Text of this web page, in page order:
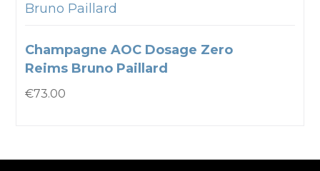
Bruno Paillard
Champagne AOC Dosage Zero
Reims Bruno Paillard
€73.00